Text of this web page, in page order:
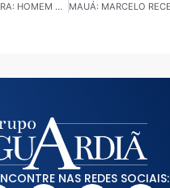
TABOÃO DA SERRA: HOMEM SUSPEITO DE TENTATIVA DE HOMICÍDIO CONTRA CANDIDATO EM TABOÃO É PRESO
NAS REDES SOCIAIS: